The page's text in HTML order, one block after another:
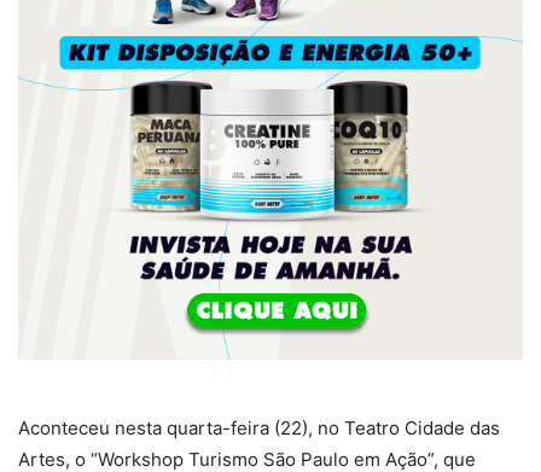
Aconteceu nesta quarta-feira (22), no Teatro Cidade das
Artes, o “Workshop Turismo São Paulo em Ação”, que